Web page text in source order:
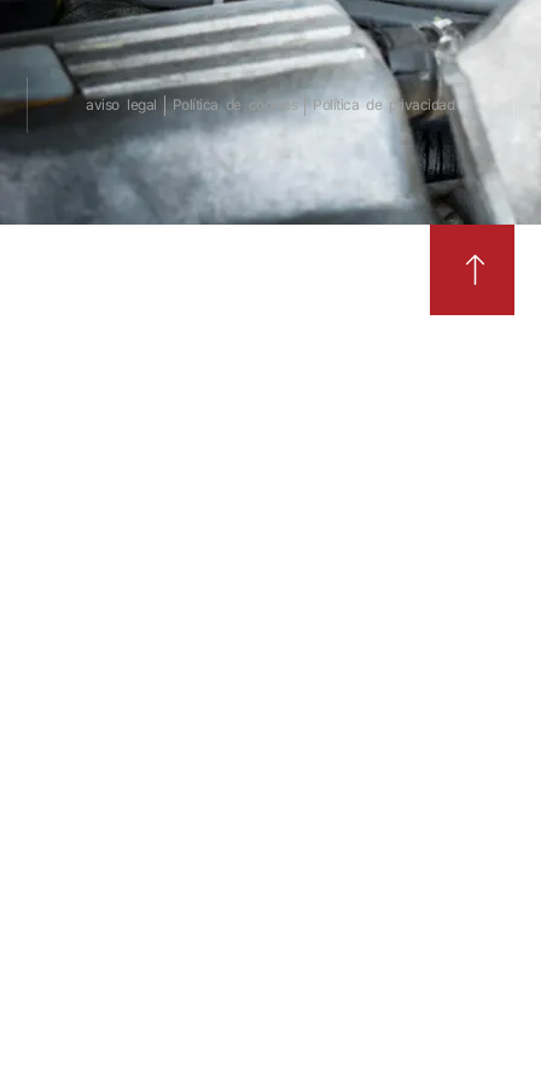
aviso legal Política de cookies Política de privacidad